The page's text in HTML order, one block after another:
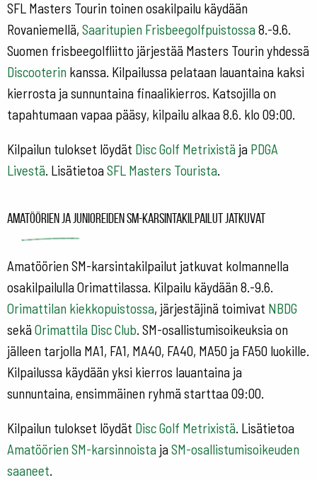
SFL Masters Tourin toinen osakilpailu käydään
Rovaniemellä, Saaritupien Frisbeegolfpuistossa 8.-9.6.
Suomen frisbeegolfliitto järjestää Masters Tourin yhdessä
Discooterin kanssa. Kilpailussa pelataan lauantaina kaksi
kierrosta ja sunnuntaina finaalikierros. Katsojilla on
tapahtumaan vapaa pääsy, kilpailu alkaa 8.6. klo 09:00.
Kilpailun tulokset löydät Disc Golf Metrixistä ja PDGA
Livestä. Lisätietoa SFL Masters Tourista.
Amatöörien ja junioreiden SM-karsintakilpailut jatkuvat
Amatöörien SM-karsintakilpailut jatkuvat kolmannella
osakilpailulla Orimattilassa. Kilpailu käydään 8.-9.6.
Orimattilan kiekkopuistossa, järjestäjinä toimivat NBDG
sekä Orimattila Disc Club. SM-osallistumisoikeuksia on
jälleen tarjolla MA1, FA1, MA40, FA40, MA50 ja FA50 luokille.
Kilpailussa käydään yksi kierros lauantaina ja
sunnuntaina, ensimmäinen ryhmä starttaa 09:00.
Kilpailun tulokset löydät Disc Golf Metrixistä. Lisätietoa
Amatöörien SM-karsinnoista ja SM-osallistumisoikeuden
saaneet.